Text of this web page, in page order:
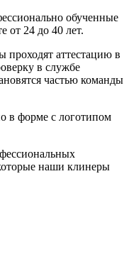
обученные
от 24 до 40 лет.
проходят аттестацию в
в службе
частью команды
в форме с логотипом
наши клинеры